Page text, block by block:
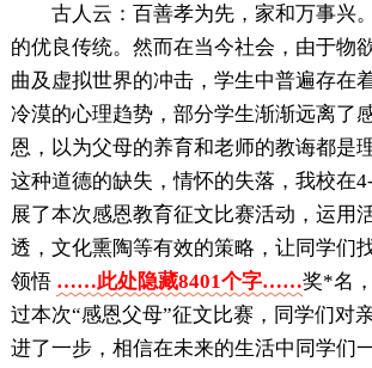
古人云：百善孝为先，家和万事兴
的优良传统。然而在当今社会，由于物
曲及虚拟世界的冲击，学生中普遍存在
冷漠的心理趋势，部分学生渐渐远离了
恩，以为父母的养育和老师的教诲都是
这种道德的缺失，情怀的失落，我校在
展了本次感恩教育征文比赛活动，运用
透，文化熏陶等有效的策略，让同学们
领悟 ……此处隐藏8401个字……奖*名
过本次“感恩父母”征文比赛，同学们对
进了一步，相信在未来的生活中同学们